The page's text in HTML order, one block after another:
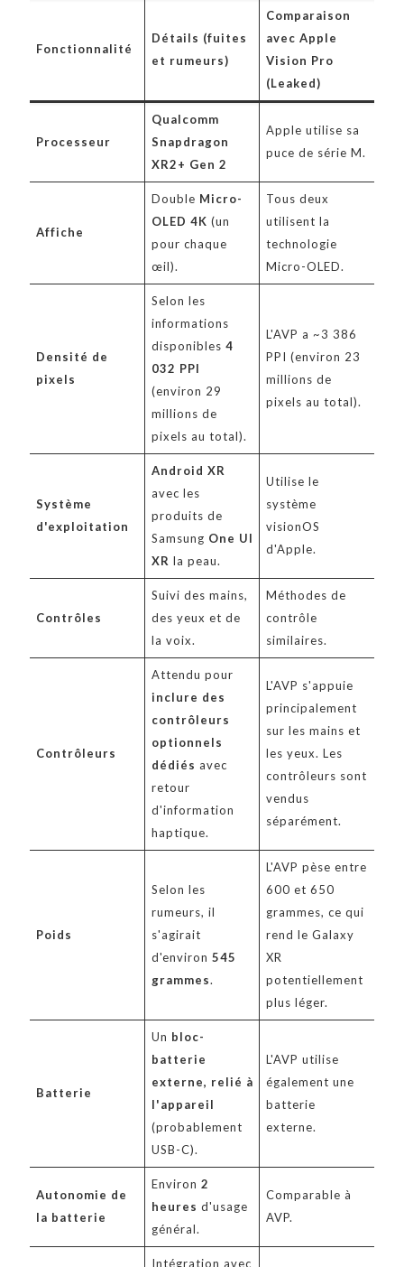
Fonctionnalité
Détails (fuites
et rumeurs)
Comparaison
avec Apple
Vision Pro
(Leaked)
Processeur
Qualcomm
Snapdragon
XR2+ Gen 2
Apple utilise sa
puce de série M.
Affiche
Double Micro-
OLED 4K (un
pour chaque
œil).
Tous deux
utilisent la
technologie
Micro-OLED.
Densité de
pixels
Selon les
informations
disponibles 4
032 PPI
(environ 29
millions de
pixels au total).
L'AVP a ~3 386
PPI (environ 23
millions de
pixels au total).
Système
d'exploitation
Android XR
avec les
produits de
Samsung One UI
XR la peau.
Utilise le
système
visionOS
d'Apple.
Contrôles
Suivi des mains,
des yeux et de
la voix.
Méthodes de
contrôle
similaires.
Contrôleurs
Attendu pour
inclure des
contrôleurs
optionnels
dédiés avec
retour
d'information
haptique.
L'AVP s'appuie
principalement
sur les mains et
les yeux. Les
contrôleurs sont
vendus
séparément.
Poids
Selon les
rumeurs, il
s'agirait
d'environ 545
grammes.
L'AVP pèse entre
600 et 650
grammes, ce qui
rend le Galaxy
XR
potentiellement
plus léger.
Batterie
Un bloc-
batterie
externe, relié à
l'appareil
(probablement
USB-C).
L'AVP utilise
également une
batterie
externe.
Autonomie de
la batterie
Environ 2
heures d'usage
général.
Comparable à
AVP.
Intégration avec